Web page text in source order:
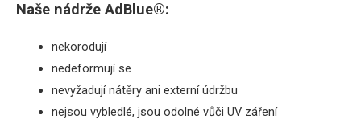
Naše nádrže AdBlue®:
nekorodují
nedeformují se
nevyžadují nátěry ani externí údržbu
nejsou vybledlé, jsou odolné vůči UV záření